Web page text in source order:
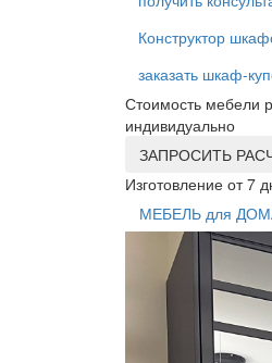
Конструктор
заказать шкаф-
Стоимость мебели
индивидуально
ЗАПРОСИТЬ
Изготовление от 7
МЕБЕЛЬ для